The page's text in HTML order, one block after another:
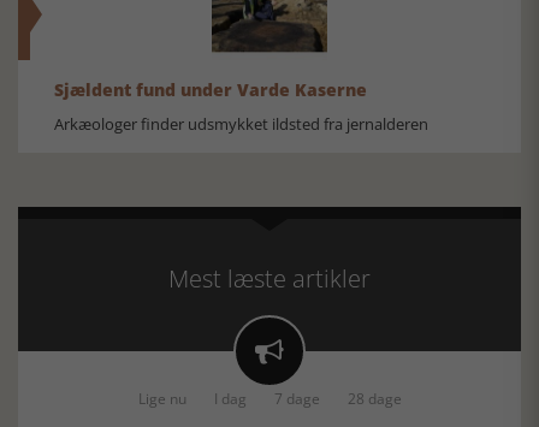
Sjældent fund under Varde Kaserne
Arkæologer finder udsmykket ildsted fra jernalderen
Mest læste artikler

Lige nu I dag 7 dage 28 dage